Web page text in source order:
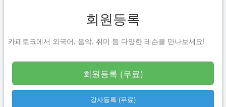
회원등록
카페토크에서 외국어, 음악, 취미 등 다양한 레슨을 만나보세요!
회원등록 (무료)
강사등록 (무료)